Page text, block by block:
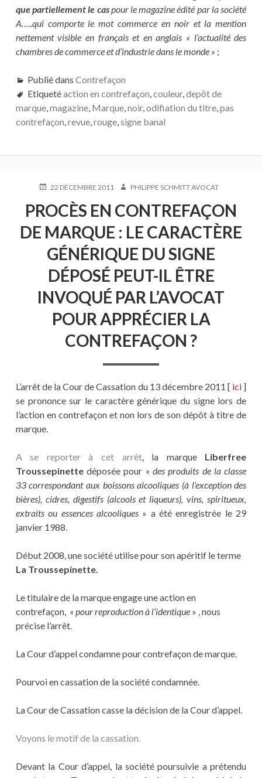
que partiellement le caspour le magazine édité par la société
A…..qui comporte le mot commerce en noir et la mention
nettement visible en français et en anglais « l’actualité des
chambres de commerce et d’industrie dans le monde » ;
Publié dans Contrefaçon
Etiquetéaction en contrefaçon,couleur,depôt de
marque,magazine, Marque,noir,odifiation du titre,pas
contrefaçon,revue,rouge,signe banal
PUBLIÉ22 DÉCEMBRE 2011 AUTEURPHILIPPE SCHMITT AVOCAT
PROCÈS EN CONTREFAÇON
DE MARQUE : LE CARACTÈRE
GÉNÉRIQUE DU SIGNE
DÉPOSÉ PEUT-IL ÊTRE
INVOQUÉ PAR L’AVOCAT
POUR APPRÉCIER LA
CONTREFAÇON ?
L’arrêt de la Cour de Cassation du 13 décembre 2011 [ ici ]
se prononce sur le caractère générique du signe lors de
l’action en contrefaçon et non lors de son dépôt à titre de
marque.
A se reporter à cet arrêt, la marque Liberfree
Troussepinettedéposée pour « des produits de la classe
33 correspondant aux boissons alcooliques (à l’exception des
bières), cidres, digestifs (alcools et liqueurs), vins, spiritueux,
extraits ou essences alcooliques» a été enregistrée le 29
janvier 1988.
Début 2008, une société utilise pour son apéritif le terme
La Troussepinette.
Le titulaire de la marque engage une action en
contrefaçon, « pour reproduction à l’identique» , nous
précise l’arrêt.
La Cour d’appel condamne pour contrefaçon de marque.
Pourvoi en cassation de la société condamnée.
La Cour de Cassation casse la décision de la Cour d’appel.
Voyons le motif de la cassation.
Devant la Cour d’appel, la société poursuivie a prétendu